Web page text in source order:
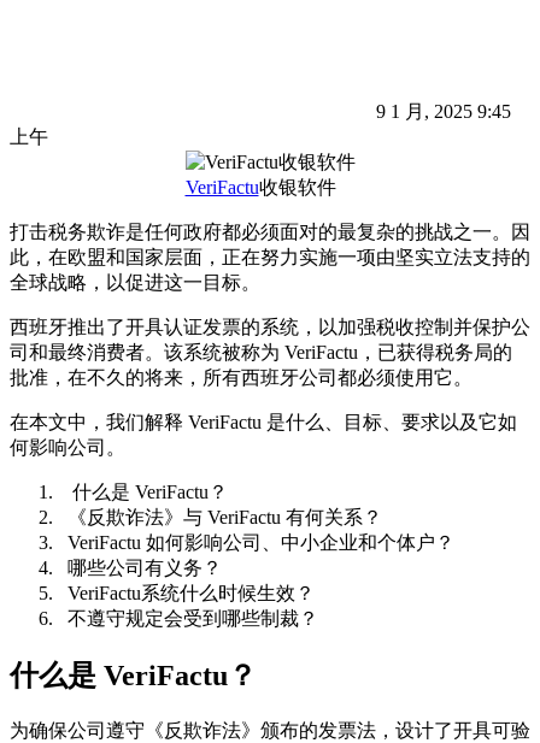
9 1 月, 2025 9:45
上午
VeriFactu收银软件
打击税务欺诈是任何政府都必须面对的最复杂的挑战之一。因
此，在欧盟和国家层面，正在努力实施一项由坚实立法支持的
全球战略，以促进这一目标。
西班牙推出了开具认证发票的系统，以加强税收控制并保护公
司和最终消费者。该系统被称为 VeriFactu，已获得税务局的
批准，在不久的将来，所有西班牙公司都必须使用它。
在本文中，我们解释 VeriFactu 是什么、目标、要求以及它如
何影响公司。
什么是 VeriFactu？
《反欺诈法》与 VeriFactu 有何关系？
VeriFactu 如何影响公司、中小企业和个体户？
哪些公司有义务？
VeriFactu系统什么时候生效？
不遵守规定会受到哪些制裁？
什么是 VeriFactu？
为确保公司遵守《反欺诈法》颁布的发票法，设计了开具可验